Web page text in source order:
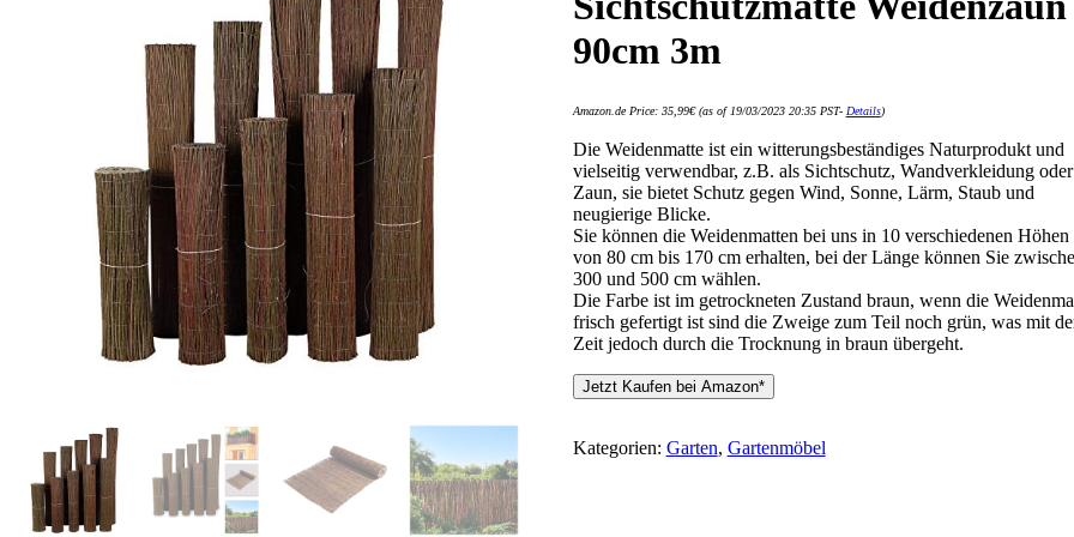
90cm 3m
Amazon.de Price: 35,99€(as of 19/03/2023 20:35 PST- Details)
Die Weidenmatte ist ein witterungsbeständiges Naturprodukt und
vielseitig verwendbar, z.B. als Sichtschutz, Wandverkleidung oder
Zaun, sie bietet Schutz gegen Wind, Sonne, Lärm, Staub und
neugierige Blicke.
Sie können die Weidenmatten bei uns in 10 verschiedenen Höhen
von 80 cm bis 170 cm erhalten, bei der Länge können Sie
300 und 500 cm wählen.
Die Farbe ist im getrockneten Zustand braun, wenn die
frisch gefertigt ist sind die Zweige zum Teil noch grün, was mit
Zeit jedoch durch die Trocknung in braun übergeht.
Jetzt Kaufen bei Amazon*
Kategorien: Garten, Gartenmöbel